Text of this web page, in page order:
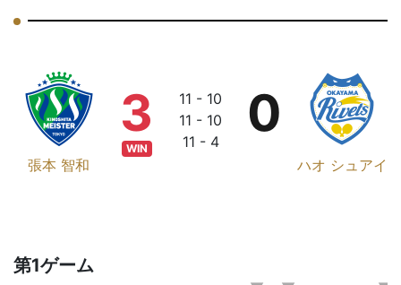
張本 智和
3
WIN
11 - 10
11 - 10
11 - 4
ハオ シュアイ
0
第1ゲーム